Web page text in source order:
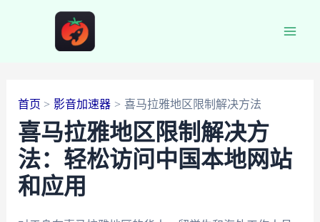
首页 影音加速器 喜马拉雅地区限制解决方法
喜马拉雅地区限制解决方
法：轻松访问中国本地网站
和应用